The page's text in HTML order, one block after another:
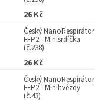
26 Kč
Český NanoRespirátor
FFP2 - Minisrdíčka
(č.238)
26 Kč
Český NanoRespirátor
FFP2 - Minihvězdy
(č.43)